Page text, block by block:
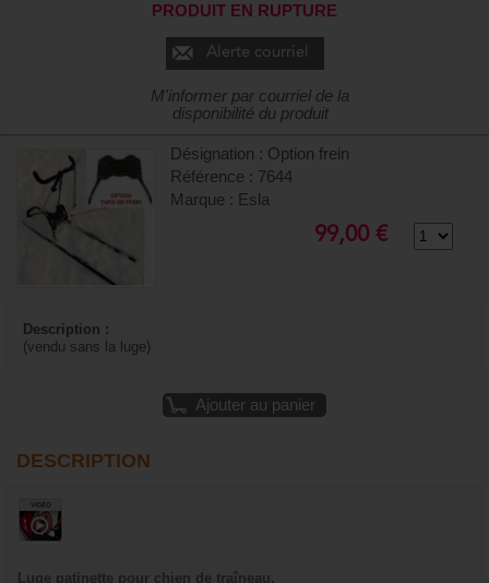
PRODUIT EN RUPTURE
Alerte courriel
M'informer par courriel de la
disponibilité du produit
Désignation : Option frein
Référence : 7644
Marque : Esla
99,00 €
Description :
(vendu sans la luge)
Ajouter au panier
DESCRIPTION
Luge patinette pour chien de traîneau.